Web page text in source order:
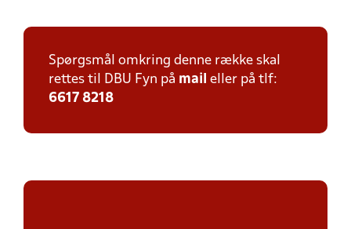
Spørgsmål omkring denne række skal
rettes til DBU Fyn på mail eller på tlf:
6617 8218